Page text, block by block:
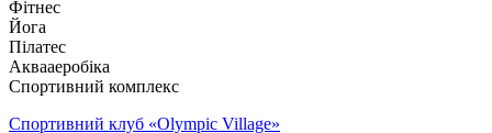
Фітнес
Йога
Пілатес
Аквааеробіка
Спортивний комплекс
Спортивний клуб «Olympic Village»